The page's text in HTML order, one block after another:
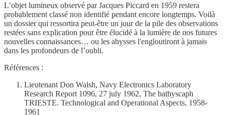
L’objet lumineux observé par Jacques Piccard en 1959 restera
probablement classé non identifié pendant encore longtemps. Voilà
un dossier qui ressortira peut-être un jour de la pile des observations
restées sans explication pour être élucidé à la lumière de nos futures
nouvelles connaissances… ou les abysses l'engloutiront à jamais
dans les profondeurs de l’oubli.
Références :
Lieutenant Don Walsh, Navy Electronics Laboratory
Research Report 1096, 27 july 1962, The bathyscaph
TRIESTE. Technological and Operational Aspects, 1958-
1961